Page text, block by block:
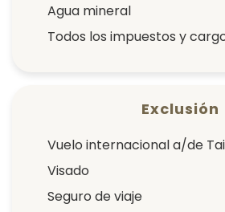
Agua mineral
Todos los impuestos y
Exclusión
Vuelo internacional a/de
Visado
Seguro de viaje